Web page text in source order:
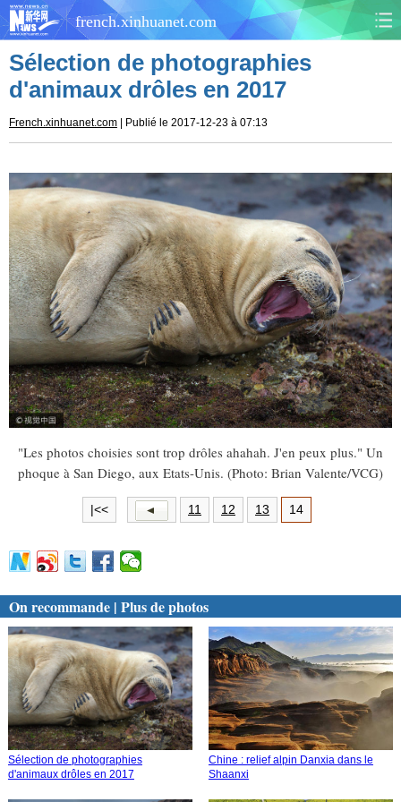
french.xinhuanet.com
CHINE MONDE
SANTÉ SPORTS
SCI&TECH PLANÈTE
TOURISME DOCUMENTS
DOSSIERS PHOTOS
VIDÉOS
Sélection de photographies
d'animaux drôles en 2017
French.xinhuanet.com | Publié le 2017-12-23 à 07:13
"Les photos choisies sont trop drôles ahahah. J'en peux plus." Un
phoque à San Diego, aux Etats-Unis. (Photo: Brian Valente/VCG)
|<< 11 12 13 14
On recommande | Plus de photos
Sélection de photographies
d'animaux drôles en 2017
Chine : relief alpin Danxia dans le
Shaanxi